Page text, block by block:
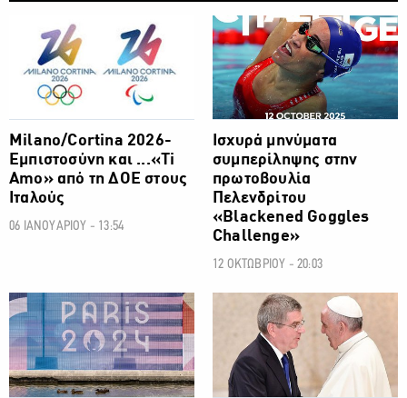
ΟΛΥΜΠΙΑΚΟΙ ΑΓΩΝΕΣ
Milano/Cortina 2026-
Εμπιστοσύνη και ...«Ti
Amo» από τη ΔΟΕ στους
Ιταλούς
06 ΙΑΝΟΥΑΡΙΟΥ - 13:54
ΟΛΥΜΠΙΑΚΟΙ ΑΓΩΝΕΣ
Ισχυρά μηνύματα
συμπερίληψης στην
πρωτοβουλία
Πελενδρίτου
«Blackened Goggles
Challenge»
12 ΟΚΤΩΒΡΙΟΥ - 20:03
ΟΛΥΜΠΙΑΚΟΙ ΑΓΩΝΕΣ ΟΛΥΜΠΙΑΚΟΙ ΑΓΩΝΕΣ